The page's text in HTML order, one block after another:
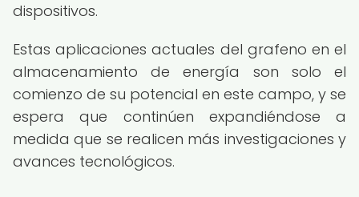
dispositivos.
Estas aplicaciones actuales del grafeno en el
almacenamiento de energía son solo el
comienzo de su potencial en este campo, y se
espera que continúen expandiéndose a
medida que se realicen más investigaciones y
avances tecnológicos.